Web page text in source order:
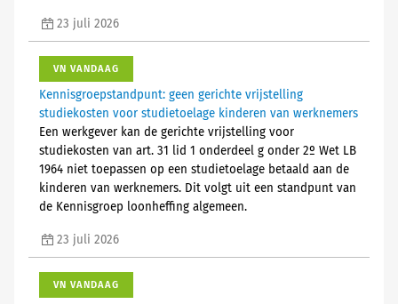
23 juli 2026
VN VANDAAG
Kennisgroepstandpunt: geen gerichte vrijstelling
studiekosten voor studietoelage kinderen van werknemers
Een werkgever kan de gerichte vrijstelling voor
studiekosten van art. 31 lid 1 onderdeel g onder 2º Wet LB
1964 niet toepassen op een studietoelage betaald aan de
kinderen van werknemers. Dit volgt uit een standpunt van
de Kennisgroep loonheffing algemeen.
23 juli 2026
VN VANDAAG